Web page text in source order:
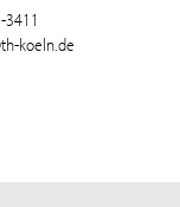
koeln.de